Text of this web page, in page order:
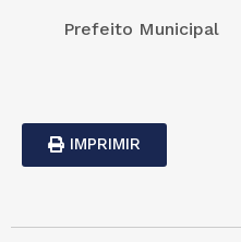
Prefeito Municipal
IMPRIMIR